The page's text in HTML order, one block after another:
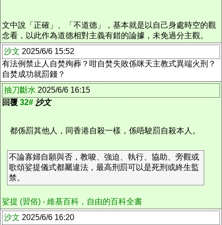
文中說「正確」、「不道德」，基本就是以自己身處時空的觀
念看，以此作為道德相對主義有錯的論據，未免過分主觀。
沙文 2025/6/6 15:52
有法例禁止人自焚殉葬？咁自焚失敗係咪天主教式異端火刑？
自焚成功就罰錢？
抽刀斷水 2025/6/6 16:15
回覆 32# 沙文
都係罰其他人，同香港自殺一樣，係唔駛罰自殺本人。
不論寡婦自願與否，教唆、強迫、執行、協助、旁觀或
歌頌娑提儀式都屬違法，最高刑罰可以是死刑或終生監
禁。
娑提 (習俗) - 維基百科，自由的百科全書
沙文 2025/6/6 16:20